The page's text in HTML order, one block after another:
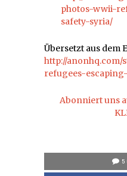
photos-wwii-
safety-syria/
Übersetzt aus dem
http://
refugees-
Abonniert uns
5